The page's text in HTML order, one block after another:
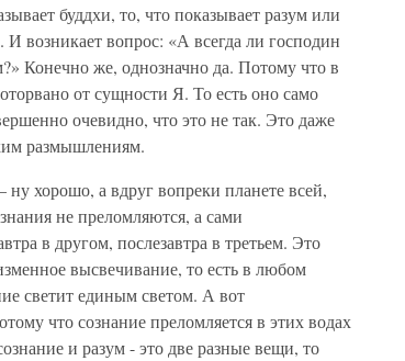
буддхи, то, что показывает разум или
возникает вопрос: «А всегда ли господин
Конечно же, однозначно да. Потому что в
от сущности Я. То есть оно само
очевидно, что это не так. Это даже
размышлениям.
хорошо, а вдруг вопреки планете всей,
не преломляются, а сами
в другом, послезавтра в третьем. Это
высвечивание, то есть в любом
светит единым светом. А вот
что сознание преломляется в этих водах
и разум - это две разные вещи, то